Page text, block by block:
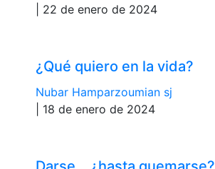
| 22 de enero de 2024
¿Qué quiero en la vida?
Nubar Hamparzoumian sj
| 18 de enero de 2024